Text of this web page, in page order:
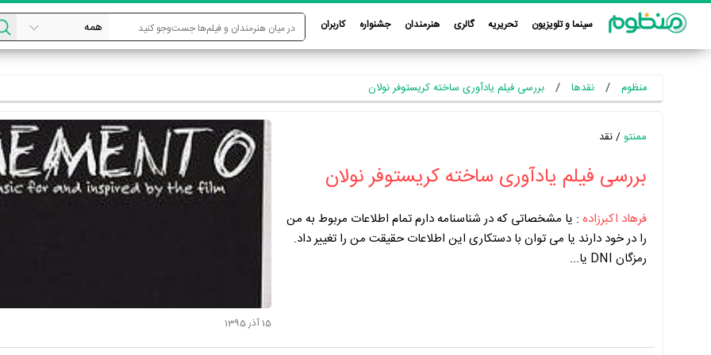
سینما و تلویزیون تحریریه گالری هنرمندان جشنواره کاربران
منظوم نقدها بررسی فیلم یادآوری ساخته کریستوفر نولان
ممنتو/ نقد
بررسی فیلم یادآوری ساخته کریستوفر نولان
فرهاد اکبرزاده : یا مشخصاتی که در شناسنامه دارم تمام اطلاعات مربوط به من
را در خود دارند یا می توان با دستکاری این اطلاعات حقیقت من را تغییر داد.
رمزگان DNI یا...
15 آذر 1395